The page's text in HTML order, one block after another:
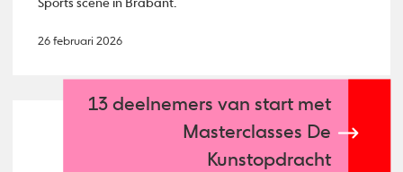
Sports scene in Brabant.
26 februari 2026
13 deelnemers van start met
Masterclasses De
Kunstopdracht